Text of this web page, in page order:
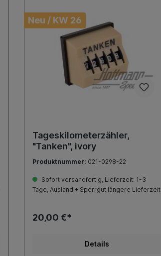
Neu / KW 26
Tageskilometerzähler,
"Tanken", ivory
Produktnummer: 021-0298-22
Sofort versandfertig, Lieferzeit: 1-3
Tage, Ausland + Sperrgut längere Lieferzeit
20,00 €*
Details